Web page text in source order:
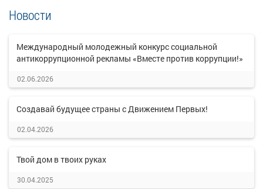
Новости
Международный молодежный конкурс социальной
антикоррупционной рекламы «Вместе против коррупции!»
02.06.2026
Создавай будущее страны с Движением Первых!
02.04.2026
Твой дом в твоих руках
30.04.2025